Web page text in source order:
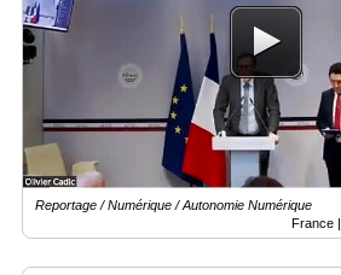
Reportage / Numérique / Autonomie Numérique
France |